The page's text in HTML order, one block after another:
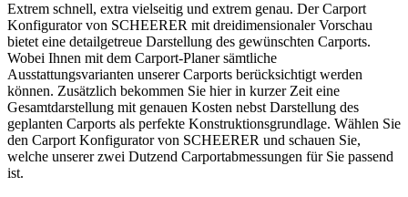
Extrem schnell, extra vielseitig und extrem genau. Der Carport
Konfigurator von SCHEERER mit dreidimensionaler Vorschau
bietet eine detailgetreue Darstellung des gewünschten Carports.
Wobei Ihnen mit dem Carport-Planer sämtliche
Ausstattungsvarianten unserer Carports berücksichtigt werden
können. Zusätzlich bekommen Sie hier in kurzer Zeit eine
Gesamtdarstellung mit genauen Kosten nebst Darstellung des
geplanten Carports als perfekte Konstruktionsgrundlage. Wählen Sie
den Carport Konfigurator von SCHEERER und schauen Sie,
welche unserer zwei Dutzend Carportabmessungen für Sie passend
ist.